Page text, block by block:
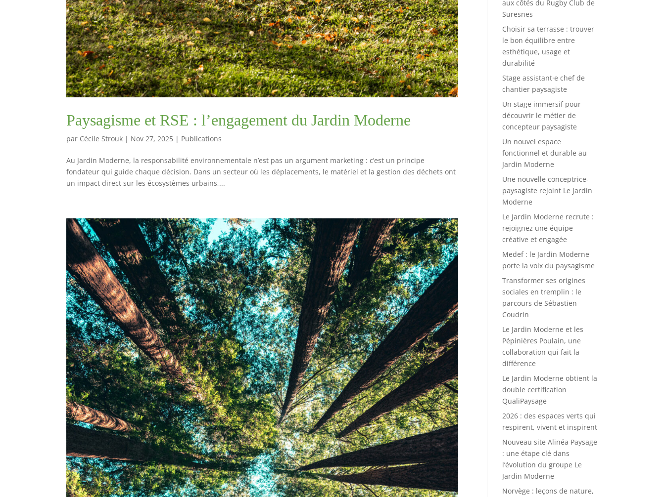
Paysagisme et RSE : l’engagement du Jardin Moderne
par Cécile Strouk | Nov 27, 2025 | Publications
Au Jardin Moderne, la responsabilité environnementale n’est pas un argument marketing : c’est un principe
fondateur qui guide chaque décision. Dans un secteur où les déplacements, le matériel et la gestion des déchets ont
un impact direct sur les écosystèmes urbains,...
aux côtés du Rugby Club de
Suresnes
Choisir sa terrasse : trouver
le bon équilibre entre
esthétique, usage et
durabilité
Stage assistant·e chef de
chantier paysagiste
Un stage immersif pour
découvrir le métier de
concepteur paysagiste
Un nouvel espace
fonctionnel et durable au
Jardin Moderne
Une nouvelle conceptrice-
paysagiste rejoint Le Jardin
Moderne
Le Jardin Moderne recrute :
rejoignez une équipe
créative et engagée
Medef : le Jardin Moderne
porte la voix du paysagisme
Transformer ses origines
sociales en tremplin : le
parcours de Sébastien
Coudrin
Le Jardin Moderne et les
Pépinières Poulain, une
collaboration qui fait la
différence
Le Jardin Moderne obtient la
double certification
QualiPaysage
2026 : des espaces verts qui
respirent, vivent et inspirent
Nouveau site Alinéa Paysage
: une étape clé dans
l’évolution du groupe Le
Jardin Moderne
Norvège : leçons de nature,